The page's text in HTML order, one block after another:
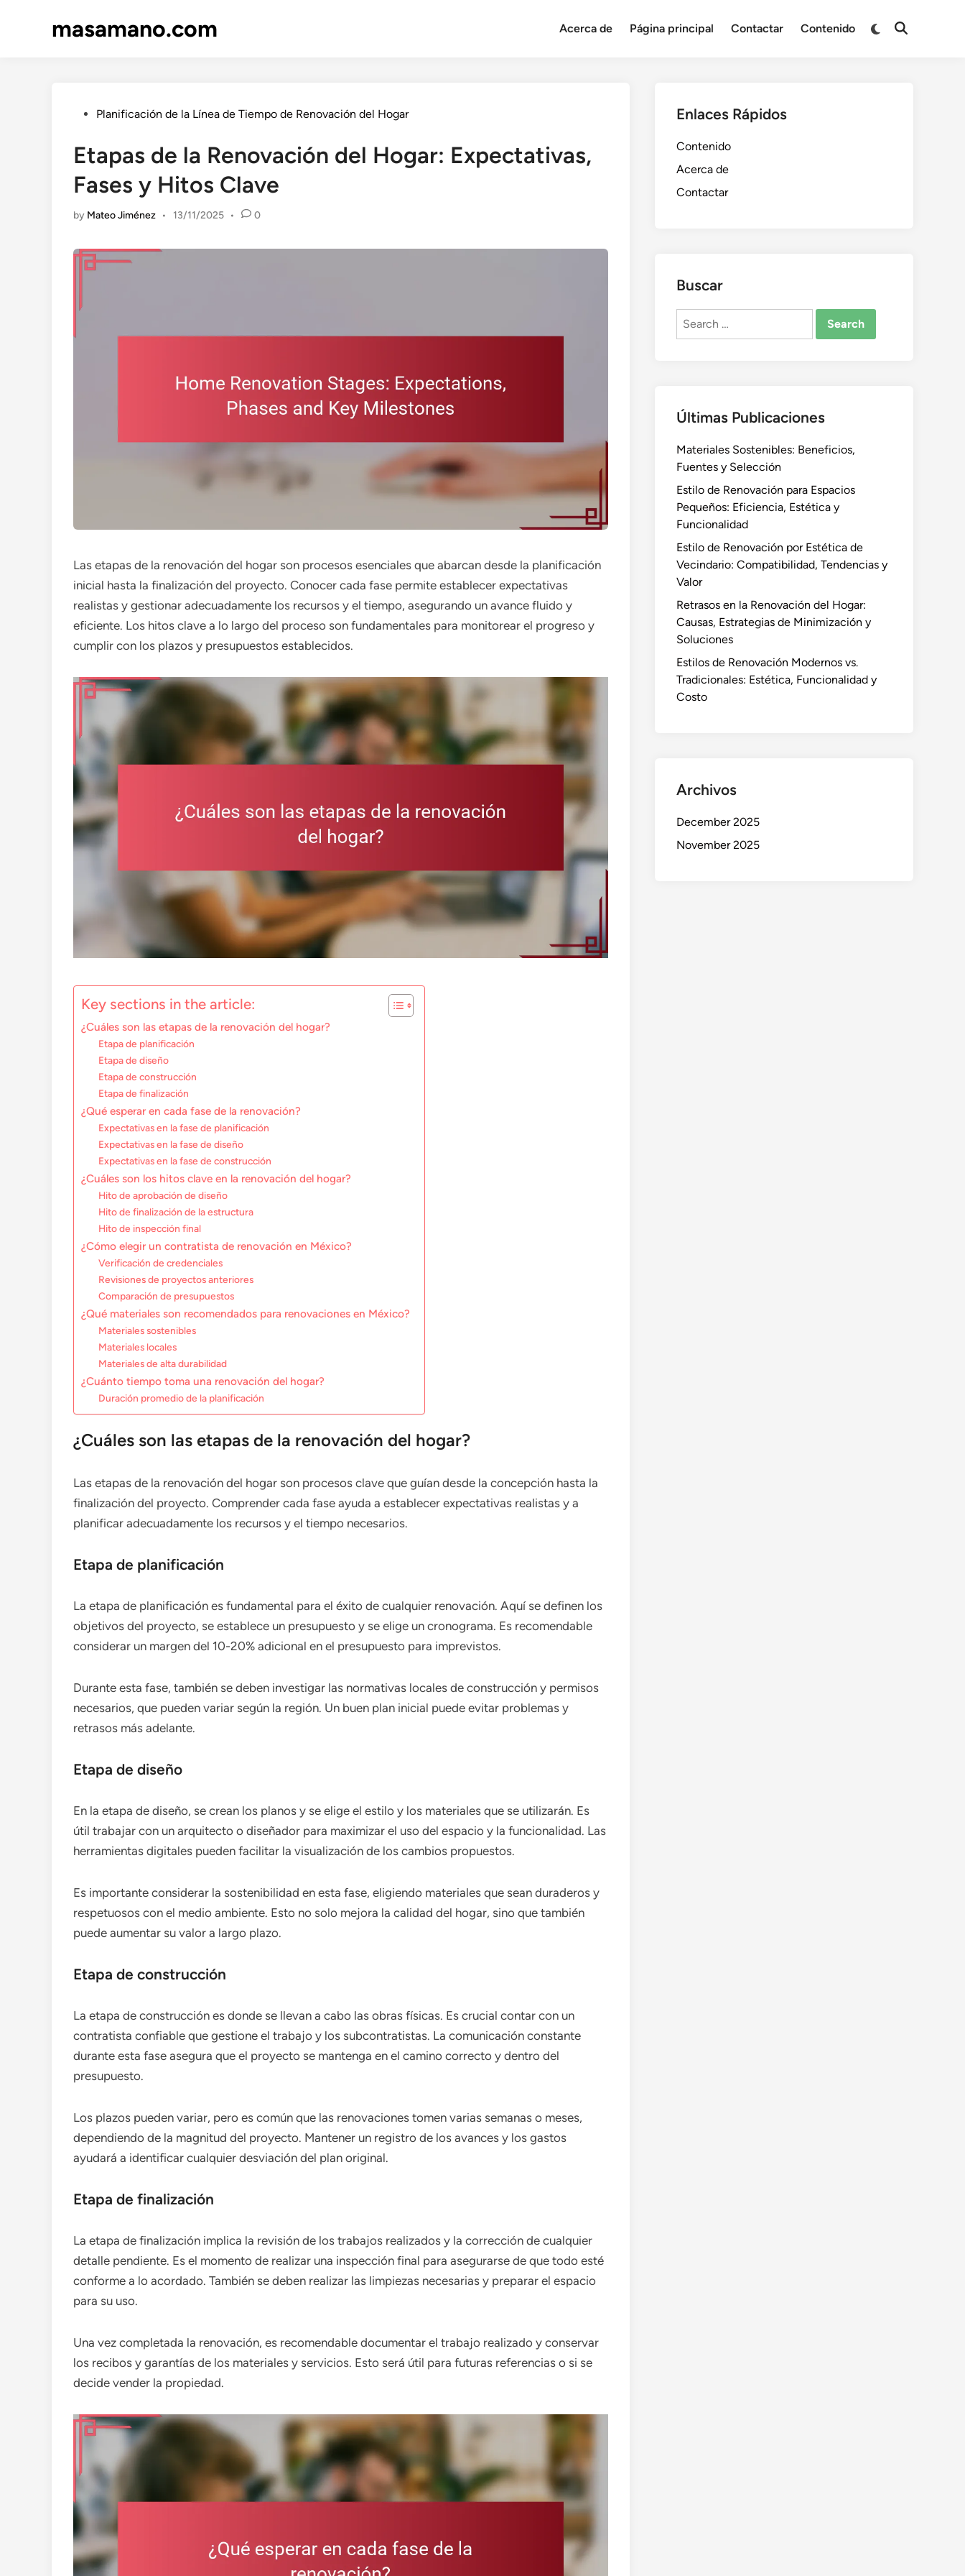
masamano.com Acerca de Página principal Contactar Contenido
Switch
Open
PostedPlanificación de la Línea de Tiempo de Renovación del Hogar
Etapas de la Renovación del Hogar: Expectativas,
Fases y Hitos Clave
by Mateo Jiménez • 13/11/2025 • 0
Las etapas de la renovación del hogar son procesos esenciales que abarcan desde la planificación
inicial hasta la finalización del proyecto. Conocer cada fase permite establecer expectativas
realistas y gestionar adecuadamente los recursos y el tiempo, asegurando un avance fluido y
eficiente. Los hitos clave a lo largo del proceso son fundamentales para monitorear el progreso y
cumplir con los plazos y presupuestos establecidos.
Key sections in the article:
¿Cuáles son las etapas de la renovación del hogar?
Etapa de planificación
Etapa de diseño
Etapa de construcción
Etapa de finalización
¿Qué esperar en cada fase de la renovación?
Expectativas en la fase de planificación
Expectativas en la fase de diseño
Expectativas en la fase de construcción
¿Cuáles son los hitos clave en la renovación del hogar?
Hito de aprobación de diseño
Hito de finalización de la estructura
Hito de inspección final
¿Cómo elegir un contratista de renovación en México?
Verificación de credenciales
Revisiones de proyectos anteriores
Comparación de presupuestos
¿Qué materiales son recomendados para renovaciones en México?
Materiales sostenibles
Materiales locales
Materiales de alta durabilidad
¿Cuánto tiempo toma una renovación del hogar?
Duración promedio de la planificación
¿Cuáles son las etapas de la renovación del hogar?
Las etapas de la renovación del hogar son procesos clave que guían desde la concepción hasta la
finalización del proyecto. Comprender cada fase ayuda a establecer expectativas realistas y a
planificar adecuadamente los recursos y el tiempo necesarios.
Etapa de planificación
La etapa de planificación es fundamental para el éxito de cualquier renovación. Aquí se definen los
objetivos del proyecto, se establece un presupuesto y se elige un cronograma. Es recomendable
considerar un margen del 10-20% adicional en el presupuesto para imprevistos.
Durante esta fase, también se deben investigar las normativas locales de construcción y permisos
necesarios, que pueden variar según la región. Un buen plan inicial puede evitar problemas y
retrasos más adelante.
Etapa de diseño
En la etapa de diseño, se crean los planos y se elige el estilo y los materiales que se utilizarán. Es
útil trabajar con un arquitecto o diseñador para maximizar el uso del espacio y la funcionalidad. Las
herramientas digitales pueden facilitar la visualización de los cambios propuestos.
Es importante considerar la sostenibilidad en esta fase, eligiendo materiales que sean duraderos y
respetuosos con el medio ambiente. Esto no solo mejora la calidad del hogar, sino que también
puede aumentar su valor a largo plazo.
Etapa de construcción
La etapa de construcción es donde se llevan a cabo las obras físicas. Es crucial contar con un
contratista confiable que gestione el trabajo y los subcontratistas. La comunicación constante
durante esta fase asegura que el proyecto se mantenga en el camino correcto y dentro del
presupuesto.
Los plazos pueden variar, pero es común que las renovaciones tomen varias semanas o meses,
dependiendo de la magnitud del proyecto. Mantener un registro de los avances y los gastos
ayudará a identificar cualquier desviación del plan original.
Etapa de finalización
La etapa de finalización implica la revisión de los trabajos realizados y la corrección de cualquier
detalle pendiente. Es el momento de realizar una inspección final para asegurarse de que todo esté
conforme a lo acordado. También se deben realizar las limpiezas necesarias y preparar el espacio
para su uso.
Una vez completada la renovación, es recomendable documentar el trabajo realizado y conservar
los recibos y garantías de los materiales y servicios. Esto será útil para futuras referencias o si se
decide vender la propiedad.
Enlaces Rápidos
Contenido
Acerca de
Contactar
Buscar
Search
Últimas Publicaciones
Materiales Sostenibles: Beneficios,
Fuentes y Selección
Estilo de Renovación para Espacios
Pequeños: Eficiencia, Estética y
Funcionalidad
Estilo de Renovación por Estética de
Vecindario: Compatibilidad, Tendencias y
Valor
Retrasos en la Renovación del Hogar:
Causas, Estrategias de Minimización y
Soluciones
Estilos de Renovación Modernos vs.
Tradicionales: Estética, Funcionalidad y
Costo
Archivos
December 2025
November 2025